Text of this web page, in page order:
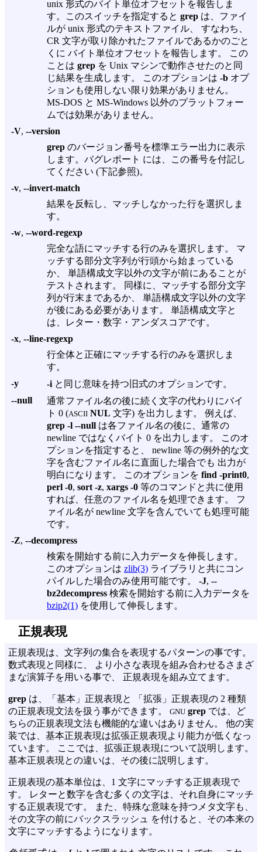
unix 形式のバイト単位オフセットを報告しま
す。このスイッチを指定すると grep は、ファイ
ルが unix 形式のテキストファイル、 すなわち、
CR 文字が取り除かれたファイルであるかのごと
くに バイト単位オフセットを報告します。 この
ことは grep を Unix マシンで動作させたのと同
じ結果を生成します。 このオプションは -b オプ
ションも使用しない限り効果がありません。
MS-DOS と MS-Windows 以外のプラットフォー
ムでは効果がありません。
-V, --version
grep のバージョン番号を標準エラー出力に表示
します。バグレポート には、この番号を付記し
てください (下記参照)。
-v, --invert-match
結果を反転し、マッチしなかった行を選択しま
す。
-w, --word-regexp
完全な語にマッチする行のみを選択します。 マ
ッチする部分文字列が行頭から始まっている
か、 単語構成文字以外の文字が前にあることが
テストされます。 同様に、マッチする部分文字
列が行末まであるか、 単語構成文字以外の文字
が後にある必要があります。 単語構成文字と
は、レター・数字・アンダスコアです。
-x, --line-regexp
行全体と正確にマッチする行のみを選択しま
す。
-y
-i と同じ意味を持つ旧式のオプションです。
--null
通常ファイル名の後に続く文字の代わりにバイ
ト 0 (ASCII NUL 文字) を出力します。 例えば、
grep -l --null は各ファイル名の後に、通常の
newline ではなくバイト 0 を出力します。 このオ
プションを指定すると、 newline 等の例外的な文
字を含むファイル名に直面した場合でも 出力が
明白になります。 このオプションを find -print0,
perl -0, sort -z, xargs -0 等のコマンドと共に使用
すれば、任意のファイル名を処理できます。 フ
ァイル名が newline 文字を含んでいても処理可能
です。
-Z, --decompress
検索を開始する前に入力データを伸長します。
このオプションは zlib(3) ライブラリと共にコン
パイルした場合のみ使用可能です。 -J, --
bz2decompress 検索を開始する前に入力データを
bzip2(1) を使用して伸長します。
正規表現
正規表現は、文字列の集合を表現するパターンの事です。
数式表現と同様に、 より小さな表現を組み合わせるさまざ
まな演算子を用いる事で、 正規表現を組み立てます。
grep は、「基本」正規表現と 「拡張」正規表現の 2 種類
の正規表現文法を扱う事ができます。 GNU grep では、ど
ちらの正規表現文法も機能的な違いはありません。 他の実
装では、基本正規表現は拡張正規表現より能力が低くなっ
ています。 ここでは、拡張正規表現について説明します。
基本正規表現との違いは、その後に説明します。
正規表現の基本単位は、1 文字にマッチする正規表現で
す。 レターと数字を含む多くの文字は、それ自身にマッチ
する正規表現です。 また、特殊な意味を持つメタ文字も、
その文字の前にバックスラッシュ を付けると、その本来の
文字にマッチするようになります。